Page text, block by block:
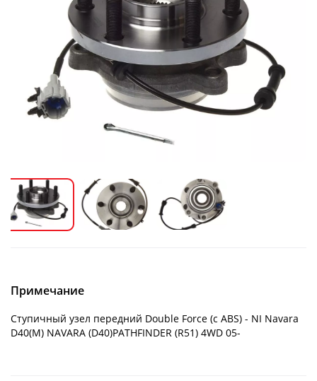
Примечание
Ступичный узел передний Double Force (с ABS) - NI Navara
D40(M) NAVARA (D40)PATHFINDER (R51) 4WD 05-